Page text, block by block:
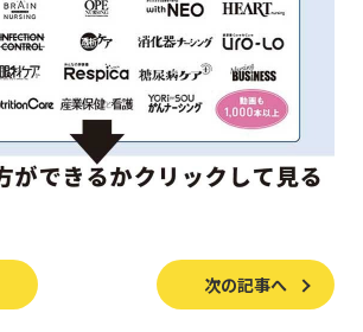
次の記事へ